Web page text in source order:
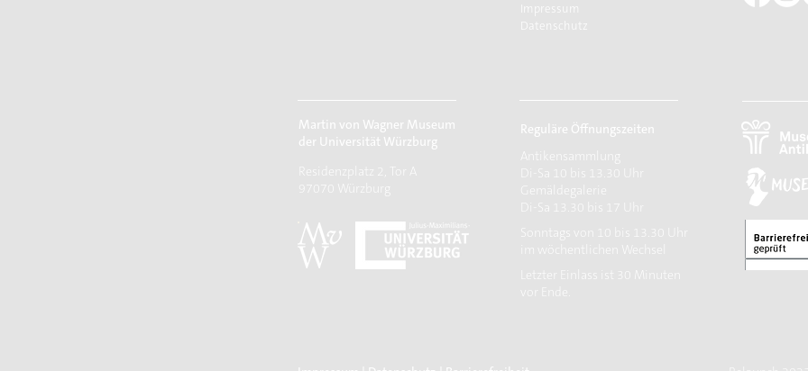
Datenschutz
Martin von Wagner Museum
der Universität Würzburg
Residenzplatz 2, Tor A
97070 Würzburg
Reguläre Öffnungszeiten
Antikensammlung
Gemäldegalerie
Sonntags von 10 bis 13.30 Uhr
im wöchentlichen Wechsel
​Letzter Einlass ist 30 Minuten